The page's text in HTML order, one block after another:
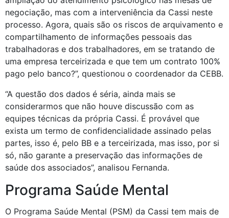
negociação, mas com a interveniência da Cassi neste
processo. Agora, quais são os riscos de arquivamento e
compartilhamento de informações pessoais das
trabalhadoras e dos trabalhadores, em se tratando de
uma empresa terceirizada e que tem um contrato 100%
pago pelo banco?”, questionou o coordenador da CEBB.
“A questão dos dados é séria, ainda mais se
considerarmos que não houve discussão com as
equipes técnicas da própria Cassi. É provável que
exista um termo de confidencialidade assinado pelas
partes, isso é, pelo BB e a terceirizada, mas isso, por si
só, não garante a preservação das informações de
saúde dos associados”, analisou Fernanda.
Programa Saúde Mental
O Programa Saúde Mental (PSM) da Cassi tem mais de